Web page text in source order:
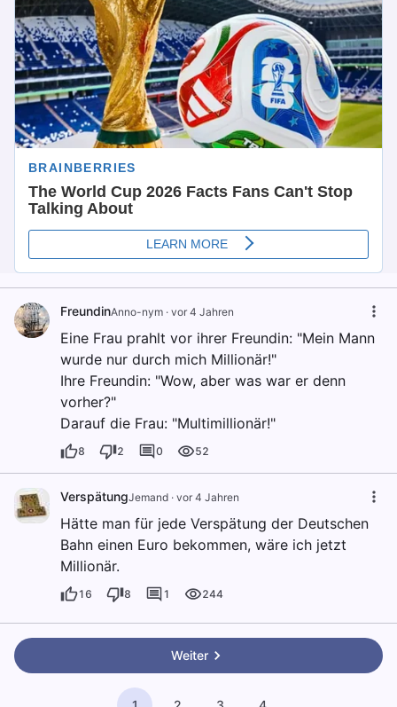
FreundinAnno-nym · vor 4 Jahren
Eine Frau prahlt vor ihrer Freundin: "Mein Mann
wurde nur durch mich Millionär!"
Ihre Freundin: "Wow, aber was war er denn
vorher?"
Darauf die Frau: "Multimillionär!"
8 2 0 52
VerspätungJemand · vor 4 Jahren
Hätte man für jede Verspätung der Deutschen
Bahn einen Euro bekommen, wäre ich jetzt
Millionär.
16 8 1 244
Weiter